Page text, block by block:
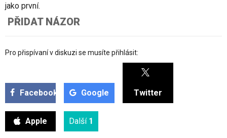
jako první.
PŘIDAT NÁZOR
Pro přispívaní v diskuzi se musíte přihlásit:
Facebook Google Twitter
Apple Další 1